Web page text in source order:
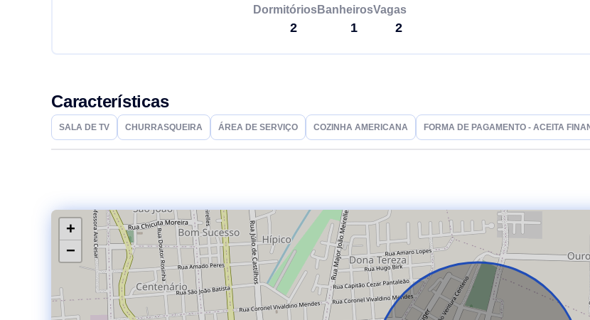
Dormitórios
2
Banheiros
1
Vagas
2
Características
SALA DE TV CHURRASQUEIRA ÁREA DE SERVIÇO COZINHA AMERICANA FORMA DE PAGAMENTO - ACEITA
+
−